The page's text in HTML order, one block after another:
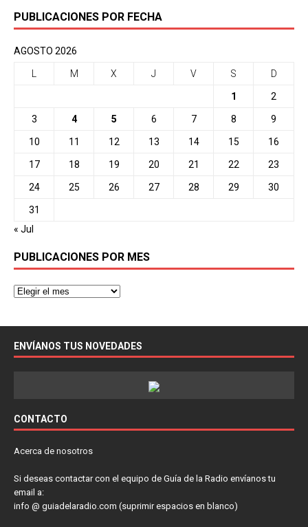
PUBLICACIONES POR FECHA
AGOSTO 2026
M X J V S D
1 2
3 4 5 6 7 8 9
10 11 12 13 14 15 16
17 18 19 20 21 22 23
24 25 26 27 28 29 30
31
« Jul
PUBLICACIONES POR MES
ENVÍANOS TUS NOVEDADES
CONTACTO
Acerca de nosotros
Si deseas contactar con el equipo de Guía de la Radio envíanos tu
email a:
info @ guiadelaradio.com (suprimir espacios en blanco)